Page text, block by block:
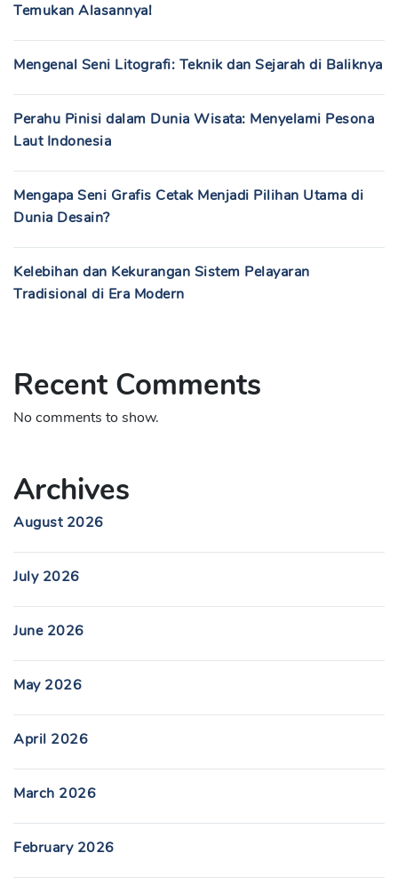
Temukan Alasannya!
Mengenal Seni Litografi: Teknik dan Sejarah di Baliknya
Perahu Pinisi dalam Dunia Wisata: Menyelami Pesona
Laut Indonesia
Mengapa Seni Grafis Cetak Menjadi Pilihan Utama di
Dunia Desain?
Kelebihan dan Kekurangan Sistem Pelayaran
Tradisional di Era Modern
Recent Comments
No comments to show.
Archives
August 2026
July 2026
June 2026
May 2026
April 2026
March 2026
February 2026